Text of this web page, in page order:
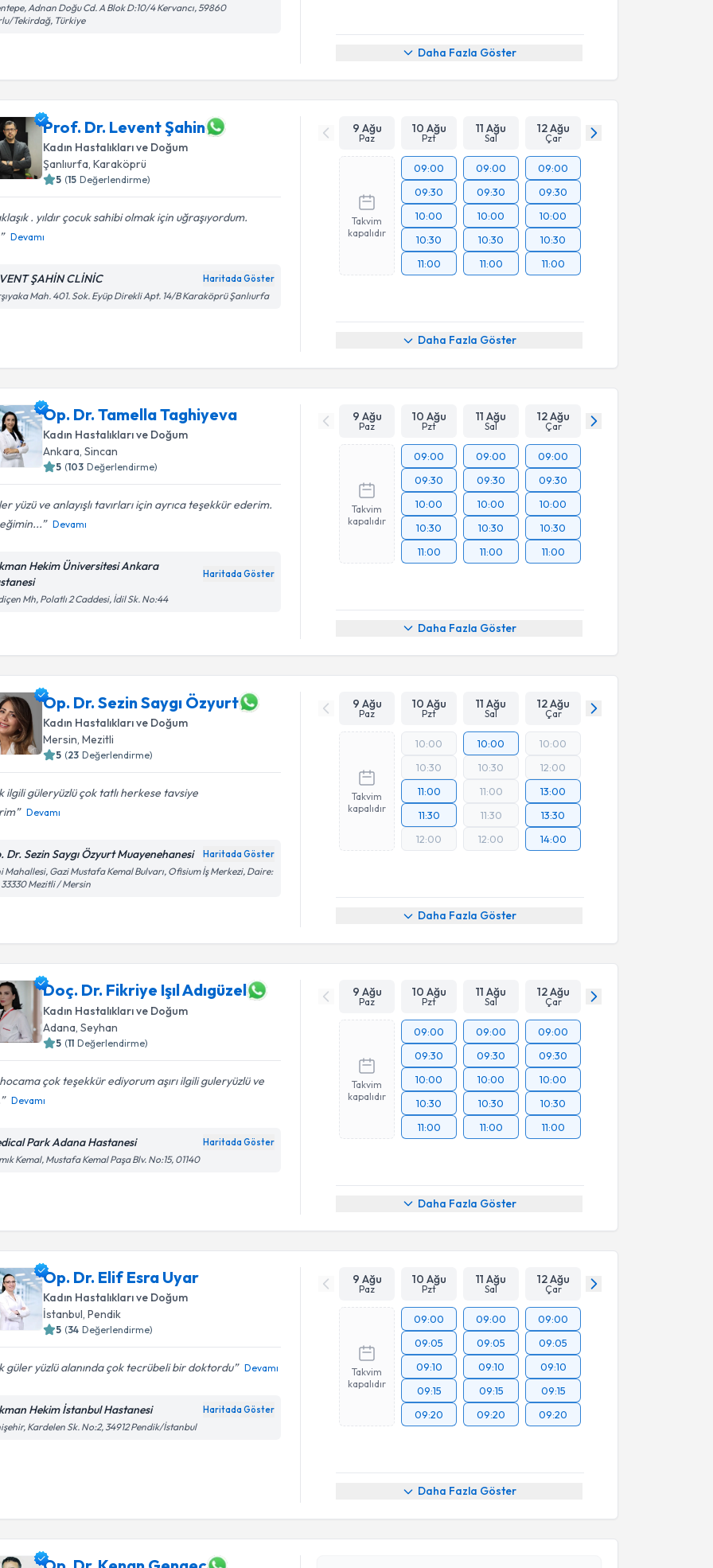
Adnan Doğu Cd. A Blok D:10/4 Kervancı, 59860
Tekirdağ, Türkiye
Daha Fazla Göster
Prof. Dr. Levent Şahin
Kadın Hastalıkları ve Doğum
Şanlıurfa,Karaköprü
5 (15 Değerlendirme)
. yıldır çocuk sahibi olmak için uğraşıyordum.
Devamı
ŞAHİN CLİNİC Haritada Göster
Mah. 401. Sok. Eyüp Direkli Apt. 14/B Karaköprü Şanlıurfa
9 Ağu
Paz
10 Ağu
Pzt
11 Ağu
Sal
12 Ağu
Çar
Takvim
kapalıdır
09:00
09:30
10:00
10:30
11:00
09:00
09:30
10:00
10:30
11:00
09:00
09:30
10:00
10:30
11:00
Daha Fazla Göster
Op. Dr. Tamella Taghiyeva
Kadın Hastalıkları ve Doğum
Ankara ,Sincan
5 (103 Değerlendirme)
yüzü ve anlayışlı tavırları için ayrıca teşekkür ederim.
Devamı
Hekim Üniversitesi Ankara
Haritada Göster
Mh, Polatlı 2 Caddesi, İdil Sk. No:44
9 Ağu
Paz
10 Ağu
Pzt
11 Ağu
Sal
12 Ağu
Çar
Takvim
kapalıdır
09:00
09:30
10:00
10:30
11:00
09:00
09:30
10:00
10:30
11:00
09:00
09:30
10:00
10:30
11:00
Daha Fazla Göster
Op. Dr. Sezin Saygı Özyurt
Kadın Hastalıkları ve Doğum
Mersin,Mezitli
5 (23 Değerlendirme)
ilgili güleryüzlü çok tatlı herkese tavsiye
Devamı
Dr. Sezin Saygı Özyurt Muayenehanesi Haritada Göster
Mahallesi, Gazi Mustafa Kemal Bulvarı, Ofisium İş Merkezi, Daire:
Mezitli / Mersin
9 Ağu
Paz
10 Ağu
Pzt
11 Ağu
Sal
12 Ağu
Çar
Takvim
kapalıdır
10:00
10:30
11:00
11:30
12:00
10:00
10:30
11:00
11:30
12:00
10:00
12:00
13:00
13:30
14:00
Daha Fazla Göster
Doç. Dr. Fikriye Işıl Adıgüzel
Kadın Hastalıkları ve Doğum
Adana ,Seyhan
5 (11 Değerlendirme)
hocama çok teşekkür ediyorum aşırı ilgili guleryüzlü ve
Devamı
Park Adana Hastanesi Haritada Göster
Kemal, Mustafa Kemal Paşa Blv. No:15, 01140
9 Ağu
Paz
10 Ağu
Pzt
11 Ağu
Sal
12 Ağu
Çar
Takvim
kapalıdır
09:00
09:30
10:00
10:30
11:00
09:00
09:30
10:00
10:30
11:00
09:00
09:30
10:00
10:30
11:00
Daha Fazla Göster
Op. Dr. Elif Esra Uyar
Kadın Hastalıkları ve Doğum
İstanbul,Pendik
5 (34 Değerlendirme)
güler yüzlü alanında çok tecrübeli bir doktordu Devamı
Hekim İstanbul Hastanesi Haritada Göster
Kardelen Sk. No:2, 34912 Pendik/İstanbul
9 Ağu
Paz
10 Ağu
Pzt
11 Ağu
Sal
12 Ağu
Çar
Takvim
kapalıdır
09:00
09:05
09:10
09:15
09:20
09:00
09:05
09:10
09:15
09:20
09:00
09:05
09:10
09:15
09:20
Daha Fazla Göster
Randevu Takvimi Talebi